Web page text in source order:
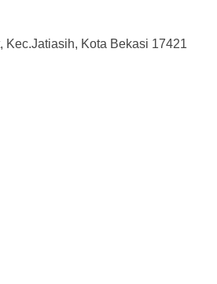
Kec.Jatiasih, Kota Bekasi 17421